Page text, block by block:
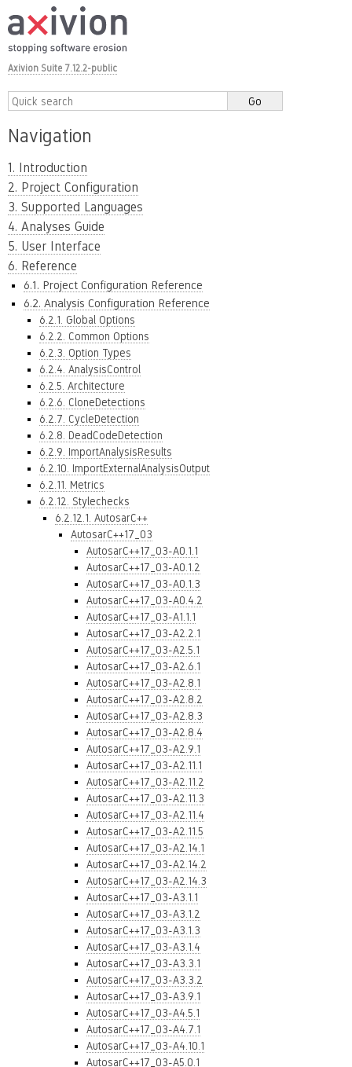
Axivion Suite 7.12.2-public
Navigation
1. Introduction
2. Project Configuration
3. Supported Languages
4. Analyses Guide
5. User Interface
6. Reference
6.1. Project Configuration Reference
6.2. Analysis Configuration Reference
6.2.1. Global Options
6.2.2. Common Options
6.2.3. Option Types
6.2.4. AnalysisControl
6.2.5. Architecture
6.2.6. CloneDetections
6.2.7. CycleDetection
6.2.8. DeadCodeDetection
6.2.9. ImportAnalysisResults
6.2.10. ImportExternalAnalysisOutput
6.2.11. Metrics
6.2.12. Stylechecks
6.2.12.1. AutosarC++
AutosarC++17_03
AutosarC++17_03-A0.1.1
AutosarC++17_03-A0.1.2
AutosarC++17_03-A0.1.3
AutosarC++17_03-A0.4.2
AutosarC++17_03-A1.1.1
AutosarC++17_03-A2.2.1
AutosarC++17_03-A2.5.1
AutosarC++17_03-A2.6.1
AutosarC++17_03-A2.8.1
AutosarC++17_03-A2.8.2
AutosarC++17_03-A2.8.3
AutosarC++17_03-A2.8.4
AutosarC++17_03-A2.9.1
AutosarC++17_03-A2.11.1
AutosarC++17_03-A2.11.2
AutosarC++17_03-A2.11.3
AutosarC++17_03-A2.11.4
AutosarC++17_03-A2.11.5
AutosarC++17_03-A2.14.1
AutosarC++17_03-A2.14.2
AutosarC++17_03-A2.14.3
AutosarC++17_03-A3.1.1
AutosarC++17_03-A3.1.2
AutosarC++17_03-A3.1.3
AutosarC++17_03-A3.1.4
AutosarC++17_03-A3.3.1
AutosarC++17_03-A3.3.2
AutosarC++17_03-A3.9.1
AutosarC++17_03-A4.5.1
AutosarC++17_03-A4.7.1
AutosarC++17_03-A4.10.1
AutosarC++17_03-A5.0.1